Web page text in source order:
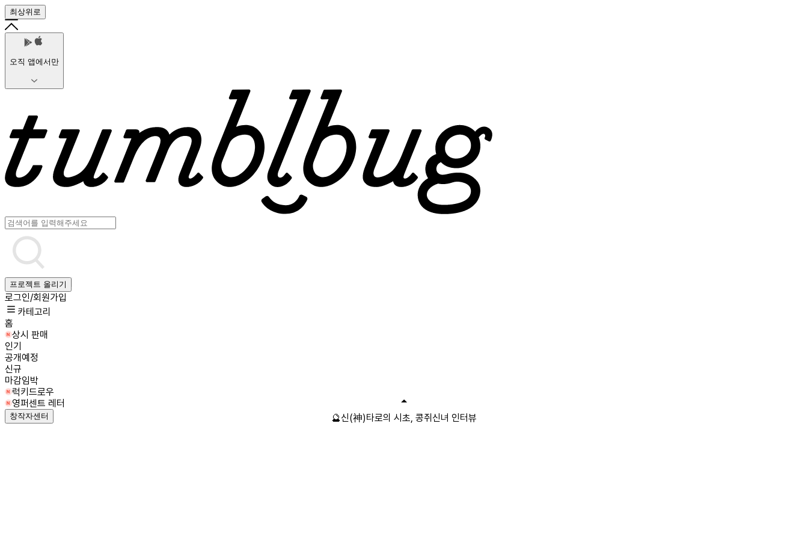
최상위로
오직 앱에서만
프로젝트 올리기
로그인/회원가입
카테고리
홈
상시 판매
인기
공개예정
신규
마감임박
럭키드로우
영퍼센트 레터
창작자센터 🔮신(神)타로의 시초, 콩쥐신녀 인터뷰